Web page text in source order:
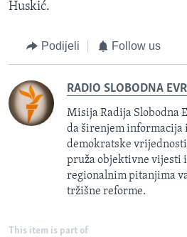
Huskić.
Podijeli Follow us
RADIO SLOBODNA
Misija Radija Slobodna
da širenjem informacija
demokratske
pruža objektivne vijesti
regionalnim pitanjima
tržišne reforme.
This item is part of